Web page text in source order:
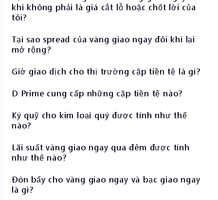
khi không phải là giá cắt lỗ hoặc chốt lời của
tôi?
Tại sao spread của vàng giao ngay đôi khi lại
mở rộng?
Giờ giao dịch cho thị trường cặp tiền tệ là gì?
D Prime cung cấp những cặp tiền tệ nào?
Ký quỹ cho kim loại quý được tính như thế
nào?
Lãi suất vàng giao ngay qua đêm được tính
như thế nào?
Đòn bẩy cho vàng giao ngay và bạc giao ngay
là gì?